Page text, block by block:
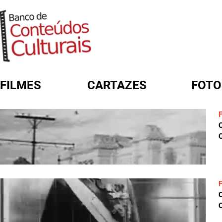
FILMES CARTAZES
FORMULÁRIO DE BUSCA